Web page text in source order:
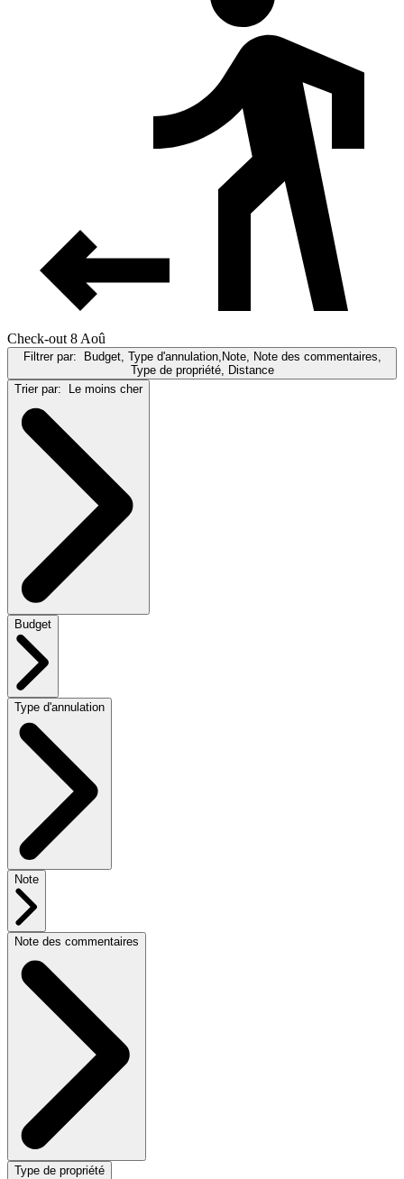
Check-out 8 Aoû
Filtrer par:
Budget, Type d'annulation,Note, Note des commentaires,
Type de propriété, Distance
Trier par:
Le moins cher
Budget
Type d'annulation
Note
Note des commentaires
Type de propriété